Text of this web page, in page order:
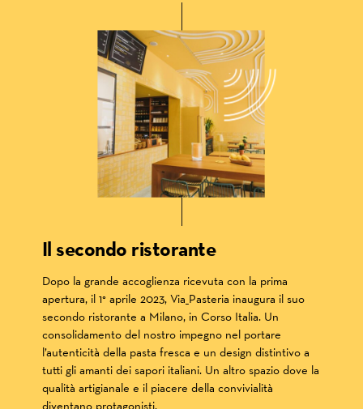
Il secondo ristorante
Dopo la grande accoglienza ricevuta con la prima
apertura, il 1° aprile 2023, Via_Pasteria inaugura il suo
secondo ristorante a Milano, in Corso Italia. Un
consolidamento del nostro impegno nel portare
l’autenticità della pasta fresca e un design distintivo a
tutti gli amanti dei sapori italiani. Un altro spazio dove la
qualità artigianale e il piacere della convivialità
diventano protagonisti.